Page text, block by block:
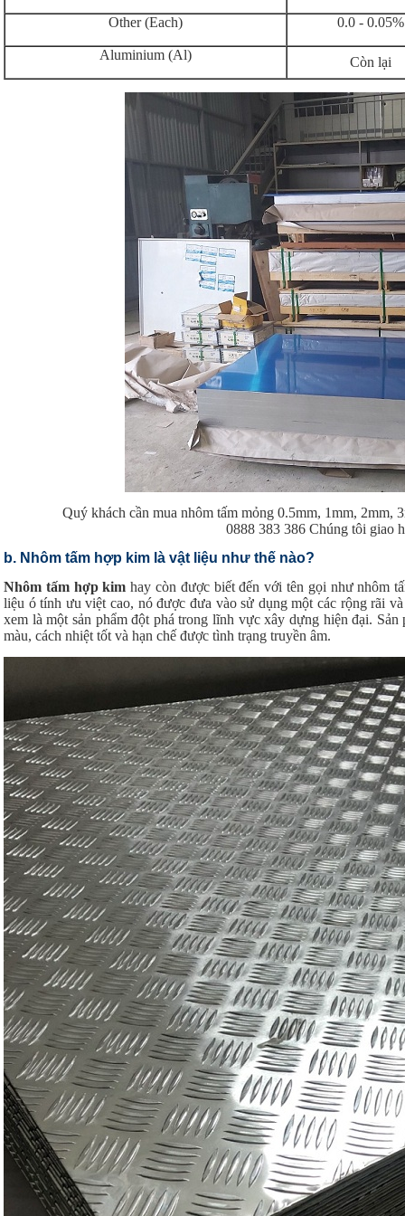
Other (Each) 0.0 - 0.05%
Aluminium (Al) Còn lại
Quý khách cần mua nhôm tấm mỏng 0.5mm, 1mm,
0888 383 386 Chúng tôi giao
b. Nhôm tấm hợp kim là vật liệu như thế nào?
Nhôm tấm hợp kim hay còn được biết đến với tên gọi như nhôm
liệu ó tính ưu việt cao, nó được đưa vào sử dụng một các rộng rãi
xem là một sản phẩm đột phá trong lĩnh vực xây dựng hiện đại.
màu, cách nhiệt tốt và hạn chế được tình trạng truyền âm.